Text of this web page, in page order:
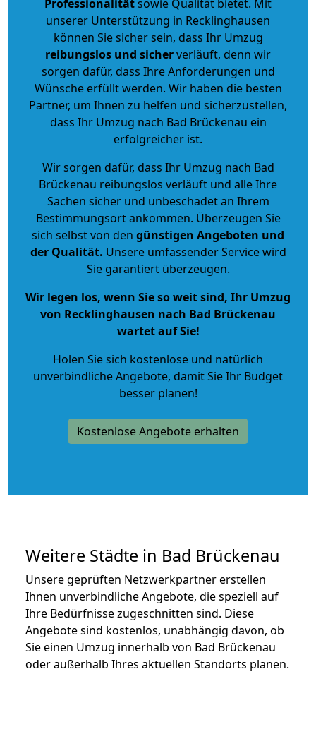
Professionalitätsowie Qualität bietet. Mit
unserer Unterstützung in Recklinghausen
können Sie sicher sein, dass Ihr Umzug
reibungslos und sicherverläuft, denn wir
sorgen dafür, dass Ihre Anforderungen und
Wünsche erfüllt werden. Wir haben die besten
Partner, um Ihnen zu helfen und sicherzustellen,
dass Ihr Umzug nach Bad Brückenau ein
erfolgreicher ist.
Wir sorgen dafür, dass Ihr Umzug nach Bad
Brückenau reibungslos verläuft und alle Ihre
Sachen sicher und unbeschadet an Ihrem
Bestimmungsort ankommen. Überzeugen Sie
sich selbst von den günstigen Angeboten und
der Qualität. Unsere umfassender Service wird
Sie garantiert überzeugen.
Wir legen los, wenn Sie so weit sind, Ihr Umzug
von Recklinghausen nach Bad Brückenau
wartet auf Sie!
Holen Sie sich kostenlose und natürlich
unverbindliche Angebote, damit Sie Ihr Budget
besser planen!
Kostenlose Angebote erhalten
Weitere Städte in Bad Brückenau
Unsere geprüften Netzwerkpartner erstellen
Ihnen unverbindliche Angebote, die speziell auf
Ihre Bedürfnisse zugeschnitten sind. Diese
Angebote sind kostenlos, unabhängig davon, ob
Sie einen Umzug innerhalb von Bad Brückenau
oder außerhalb Ihres aktuellen Standorts planen.